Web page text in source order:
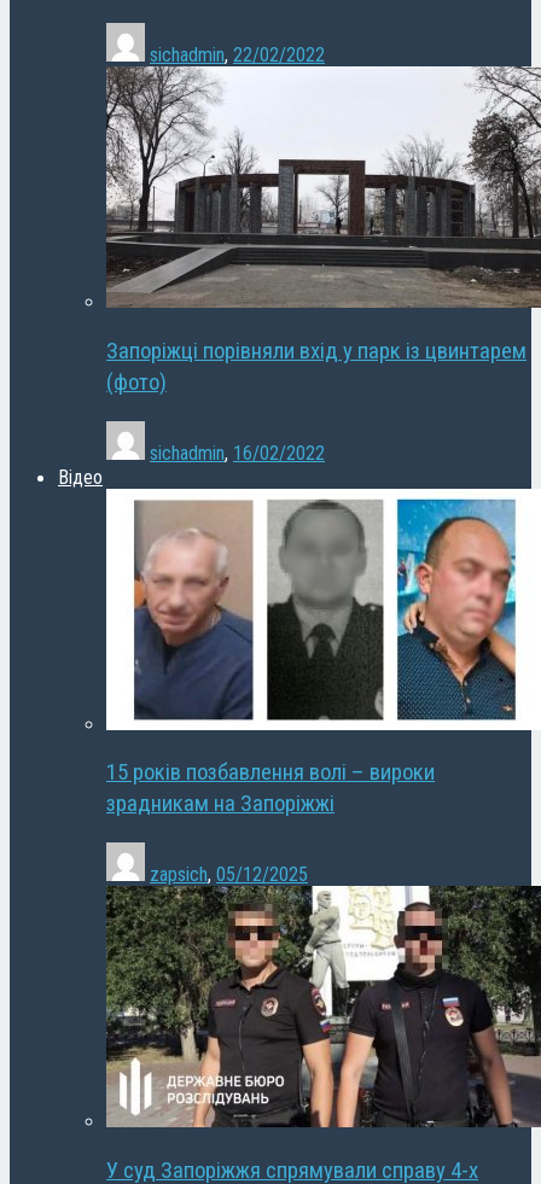
sichadmin, 22/02/2022
Запоріжці порівняли вхід у парк із цвинтарем
(фото)
sichadmin, 16/02/2022
Відео
15 років позбавлення волі – вироки
зрадникам на Запоріжжі
zapsich, 05/12/2025
У суд Запоріжжя спрямували справу 4-х